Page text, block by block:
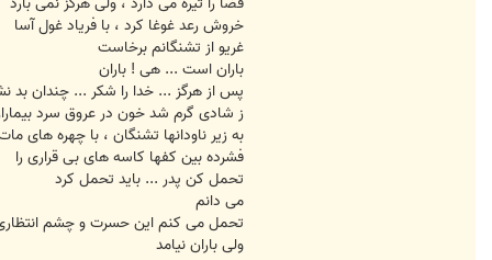
خروش رعد غوغا کرد ، با فریاد غول آسا
غریو از تشنگانم برخاست
باران است ... هی ! باران
پس از هرگز ... خدا را شکر ... چندان بد
ز شادی گرم شد خون در عروق سرد
به زیر ناودانها تشنگان ، با چهره های
فشرده بین کفها کاسه های بی قراری را
تحمل کن پدر ... باید تحمل کرد
می دانم
تحمل می کنم این حسرت و چشم
ولی باران نیامد